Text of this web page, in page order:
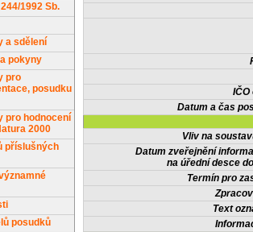
1992 Sb.
a sdělení
pokyny
pro
posudku
pro hodnocení
2000
příslušných
posudků
IČO
Datum a čas
Vliv na
Datum zveřejnění
na úřední desce
Termín pro
Text